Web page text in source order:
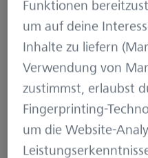
Funktionen
um auf deine
Inhalte zu liefern
Verwendung von
zustimmst, erlaubst
Fingerprinting-
um die Website-